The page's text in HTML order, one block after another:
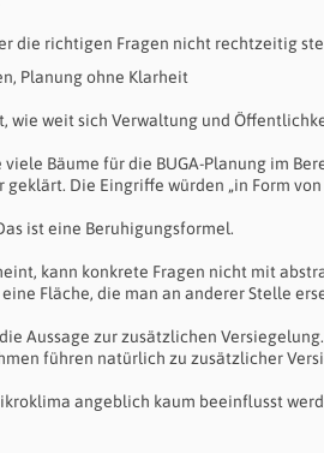
die richtigen Fragen nicht rechtzeitig
Planung ohne Klarheit
wie weit sich Verwaltung und
Bäume für die BUGA-Planung im
geklärt. Die Eingriffe würden „in Form
ist eine Beruhigungsformel.
kann konkrete Fragen nicht mit
Fläche, die man an anderer Stelle
Aussage zur zusätzlichen
führen natürlich zu zusätzlicher
angeblich kaum beeinflusst